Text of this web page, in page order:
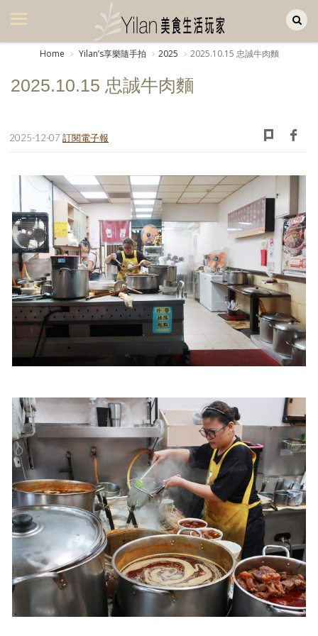
美食集
生活風
書房集
日記簿
餐桌週記
享樂隨手拍
照相簿
影音區
歷史區
關於Yilan
個人著作
活動實況記錄
媒體報導一覽
合作與代言
訂閱電子報
Home Yilanʼs享樂隨手拍 2025 2025.10.15 忠誠牛肉麵
2025.10.15 忠誠牛肉麵
2025-12-07 訂閱電子報